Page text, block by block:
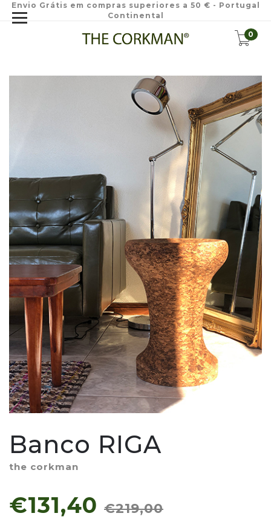
Envio Grátis em compras superiores a 50 € - Portugal
Continental
0
Banco RIGA
the corkman
€131,40 €219,00